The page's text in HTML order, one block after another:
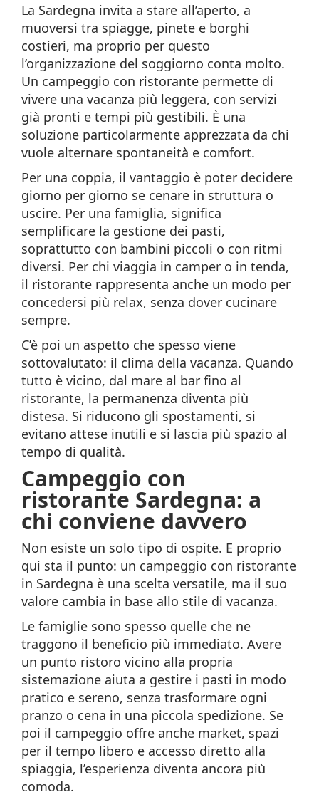
La Sardegna invita a stare all’aperto, a
muoversi tra spiagge, pinete e borghi
costieri, ma proprio per questo
l’organizzazione del soggiorno conta molto.
Un campeggio con ristorante permette di
vivere una vacanza più leggera, con servizi
già pronti e tempi più gestibili. È una
soluzione particolarmente apprezzata da chi
vuole alternare spontaneità e comfort.
Per una coppia, il vantaggio è poter decidere
giorno per giorno se cenare in struttura o
uscire. Per una famiglia, significa
semplificare la gestione dei pasti,
soprattutto con bambini piccoli o con ritmi
diversi. Per chi viaggia in camper o in tenda,
il ristorante rappresenta anche un modo per
concedersi più relax, senza dover cucinare
sempre.
C’è poi un aspetto che spesso viene
sottovalutato: il clima della vacanza. Quando
tutto è vicino, dal mare al bar fino al
ristorante, la permanenza diventa più
distesa. Si riducono gli spostamenti, si
evitano attese inutili e si lascia più spazio al
tempo di qualità.
Campeggio con
ristorante Sardegna: a
chi conviene davvero
Non esiste un solo tipo di ospite. E proprio
qui sta il punto: un campeggio con ristorante
in Sardegna è una scelta versatile, ma il suo
valore cambia in base allo stile di vacanza.
Le famiglie sono spesso quelle che ne
traggono il beneficio più immediato. Avere
un punto ristoro vicino alla propria
sistemazione aiuta a gestire i pasti in modo
pratico e sereno, senza trasformare ogni
pranzo o cena in una piccola spedizione. Se
poi il campeggio offre anche market, spazi
per il tempo libero e accesso diretto alla
spiaggia, l’esperienza diventa ancora più
comoda.